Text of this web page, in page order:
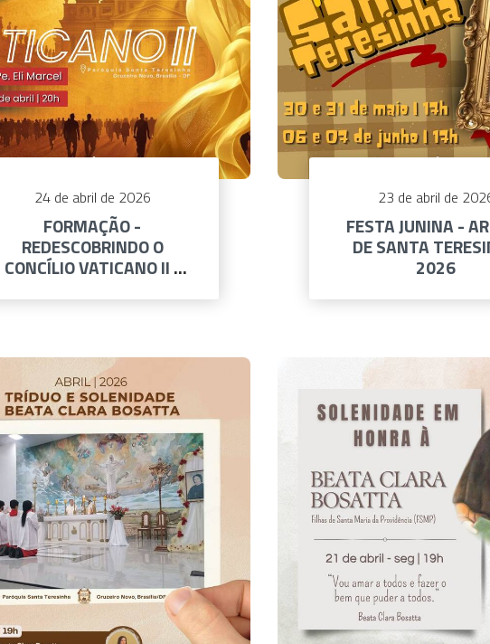
24 de abril de 2026
FORMAÇÃO -
REDESCOBRINDO O
CONCÍLIO VATICANO II -
23 de abril de
FESTA JUNINA -
DE SANTA
2026